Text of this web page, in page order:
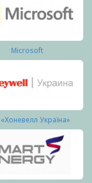
Microsoft
Україна»